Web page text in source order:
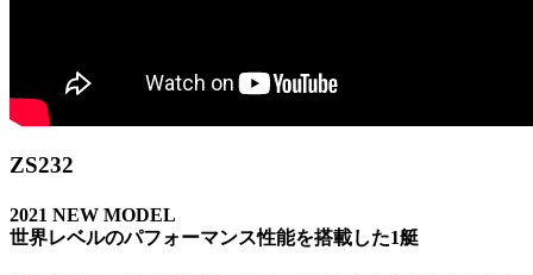
ZS232
2021 NEW MODEL
世界レベルのパフォーマンス性能を搭載した1艇